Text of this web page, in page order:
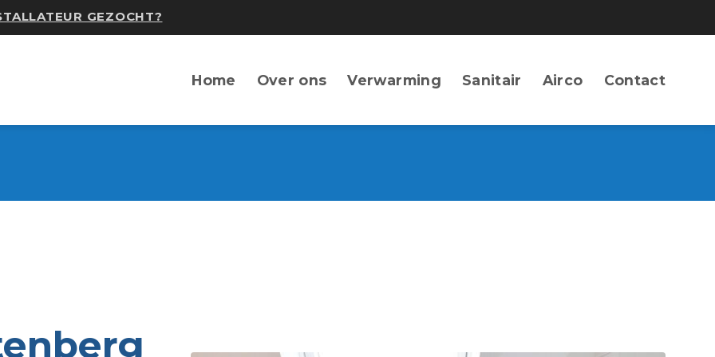
GEZOCHT?
Home Over ons Verwarming Sanitair Airco Contact